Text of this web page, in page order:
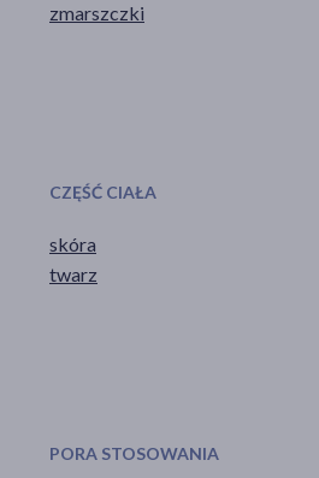
zmarszczki
CZĘŚĆ CIAŁA
skóra
twarz
PORA STOSOWANIA